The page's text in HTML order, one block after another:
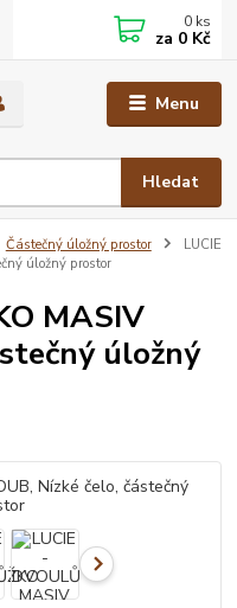
Menu
Hledat
0 ks
za 0 Kč
Částečný úložný prostor
LUCIE
úložný prostor
MASIV
úložný